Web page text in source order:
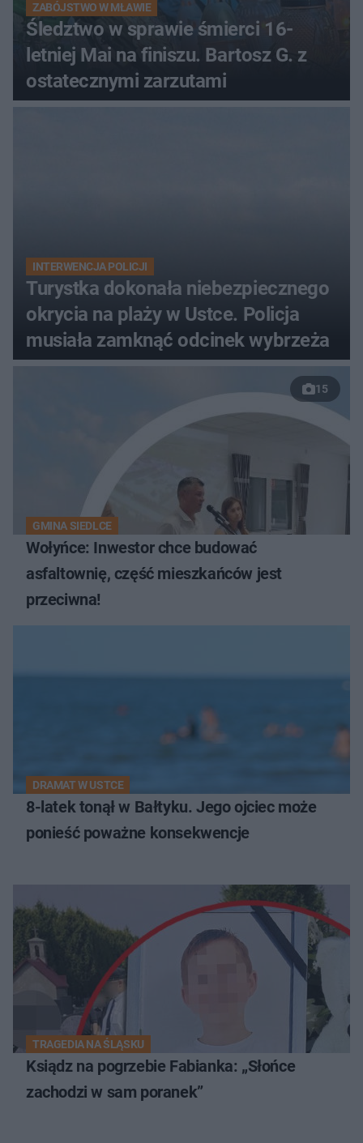
ZABÓJSTWO W MŁAWIE
Śledztwo w sprawie śmierci 16-
letniej Mai na finiszu. Bartosz G. z
ostatecznymi zarzutami
INTERWENCJA POLICJI
Turystka dokonała niebezpiecznego
okrycia na plaży w Ustce. Policja
musiała zamknąć odcinek wybrzeża
15
GMINA SIEDLCE
Wołyńce: Inwestor chce budować
asfaltownię, część mieszkańców jest
przeciwna!
DRAMAT W USTCE
8-latek tonął w Bałtyku. Jego ojciec może
ponieść poważne konsekwencje
TRAGEDIA NA ŚLĄSKU
Ksiądz na pogrzebie Fabianka: „Słońce
zachodzi w sam poranek”